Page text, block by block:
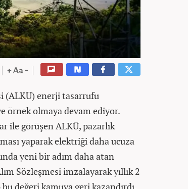
(ALKÜ) enerji tasarrufu
örnek olmaya devam ediyor.
ile görüşen ALKÜ, pazarlık
yaparak elektriği daha ucuza
yeni bir adım daha atan
Sözleşmesi imzalayarak yıllık 2
değeri kamuya geri kazandırdı.